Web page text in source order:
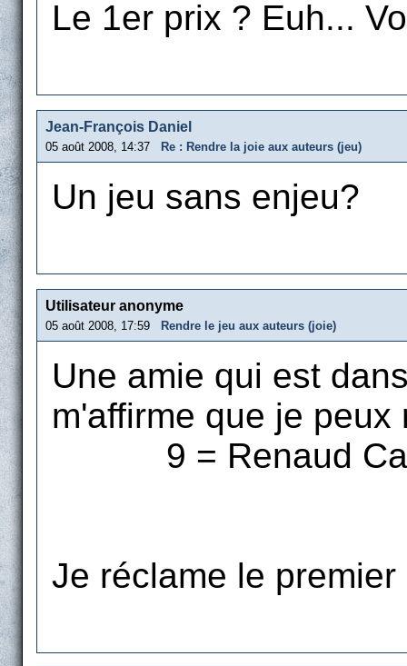
Le 1er prix ? Euh...
Jean-François Daniel
05 août 2008, 14:37 Re : Rendre la joie aux auteurs (jeu)
Un jeu sans enjeu?
Utilisateur anonyme
05 août 2008, 17:59 Rendre le jeu aux auteurs (joie)
Une amie qui est
m'affirme que je peux
9 = Renaud
Je réclame le premier